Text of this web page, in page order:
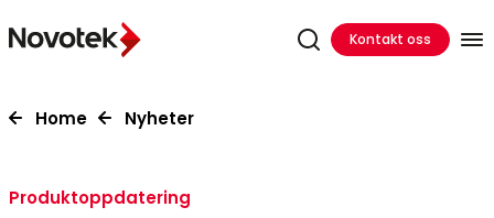
Kontakt oss
Home Nyheter
Produktoppdatering